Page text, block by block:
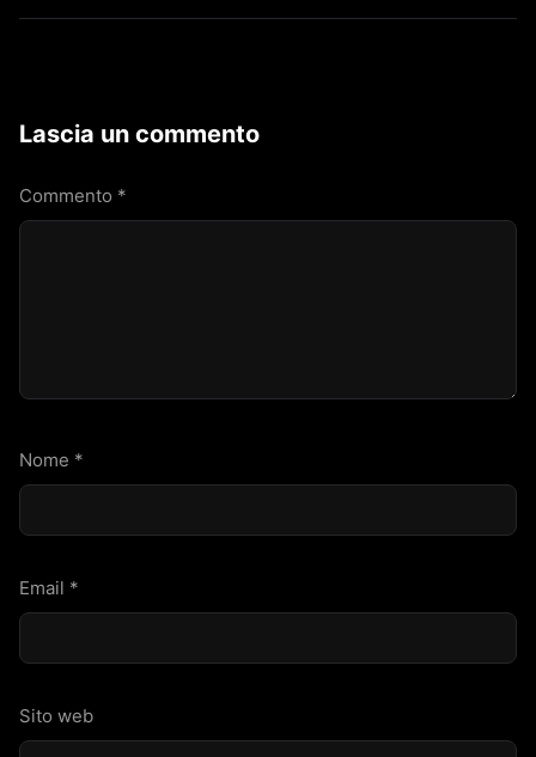
Lascia un commento
Commento *
Nome *
Email *
Sito web